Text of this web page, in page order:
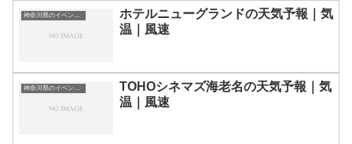
神奈川県のイベント会場一覧
ホテルニューグランドの天気予報｜気
温｜風速
神奈川県のイベント会場一覧
TOHOシネマズ海老名の天気予報｜気
温｜風速